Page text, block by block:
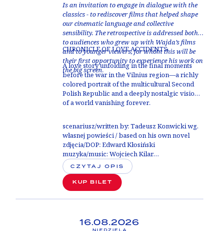
Is an invitation to engage in dialogue with the
classics - to rediscover films that helped shape
our cinematic language and collective
sensibility. The retrospective is addressed both
to audiences who grew up with Wajda’s films
and to younger viewers, for whom this will be
their first opportunity to experience his work on
the big screen.
CHRONICLE OF LOVE ACCIDENTS
A love story unfolding in the final moments
before the war in the Vilnius region—a richly
colored portrait of the multicultural Second
Polish Republic and a deeply nostalgic vision
of a world vanishing forever.
scenariusz/written by: Tadeusz Konwicki wg.
własnej powieści / based on his own novel
zdjęcia/DOP: Edward Kłosiński
muzyka/music: Wojciech Kilar
obsada/cast: Paulina Młynarska, Piotr
Wawrzyńczak, Joanna Szczepkowska,
Leonard Pietraszak
CZYTAJ OPIS
KUP BILET
16.08.2026